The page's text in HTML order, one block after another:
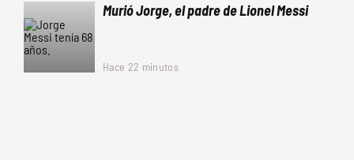
Murió Jorge, el padre de Lionel Messi
Hace 22 minutos